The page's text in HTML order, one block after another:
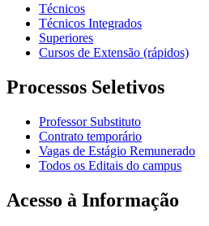
Técnicos
Técnicos Integrados
Superiores
Cursos de Extensão (rápidos)
Processos Seletivos
Professor Substituto
Contrato temporário
Vagas de Estágio Remunerado
Todos os Editais do campus
Acesso à Informação